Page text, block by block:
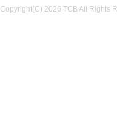
Copyright(C) 2026 TCB All Rights